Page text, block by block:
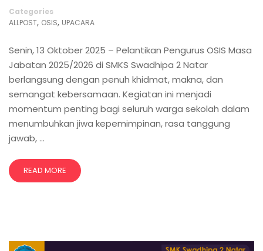
Categories
ALLPOST, OSIS, UPACARA
Senin, 13 Oktober 2025 – Pelantikan Pengurus OSIS Masa
Jabatan 2025/2026 di SMKS Swadhipa 2 Natar
berlangsung dengan penuh khidmat, makna, dan
semangat kebersamaan. Kegiatan ini menjadi
momentum penting bagi seluruh warga sekolah dalam
menumbuhkan jiwa kepemimpinan, rasa tanggung
jawab, …
READ MORE